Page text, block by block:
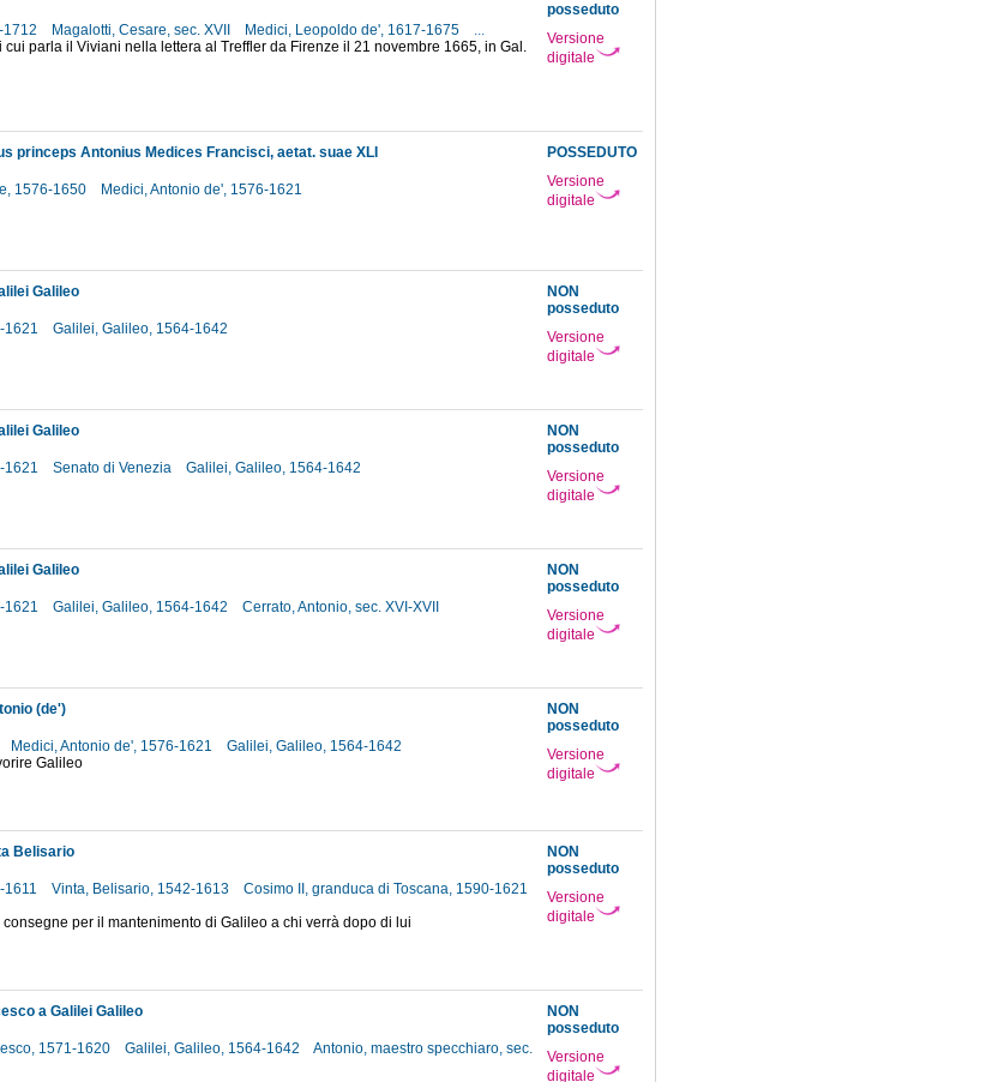
posseduto
Versione
digitale
1712
Magalotti, Cesare, sec. XVII Medici, Leopoldo de', 1617-1675
...
cui parla il Viviani nella lettera al Treffler da Firenze il 21 novembre 1665, in Gal.
POSSEDUTO
Versione
digitale
princeps Antonius Medices Francisci, aetat. suae XLI
1576-1650
Medici, Antonio de', 1576-1621
NON
posseduto
Versione
digitale
Galileo
1621
Galilei, Galileo, 1564-1642
NON
posseduto
Versione
digitale
Galileo
1621
Senato di Venezia
Galilei, Galileo, 1564-1642
NON
posseduto
Versione
digitale
Galileo
1621
Galilei, Galileo, 1564-1642
Cerrato, Antonio, sec. XVI-XVII
NON
posseduto
Versione
digitale
(de')
Medici, Antonio de', 1576-1621
Galilei, Galileo, 1564-1642
Galileo
NON
posseduto
Versione
digitale
Belisario
1611
Vinta, Belisario, 1542-1613
Cosimo II, granduca di Toscana, 1590-1621
per il mantenimento di Galileo a chi verrà dopo di lui
NON
posseduto
Versione
digitale
a Galilei Galileo
1571-1620
Galilei, Galileo, 1564-1642
Antonio, maestro specchiaro, sec.